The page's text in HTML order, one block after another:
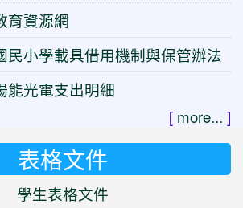
育資源網
民小學載具借用機制與保管辦法
能光電支出明細
[ more... ]
表格文件
學生表格文件